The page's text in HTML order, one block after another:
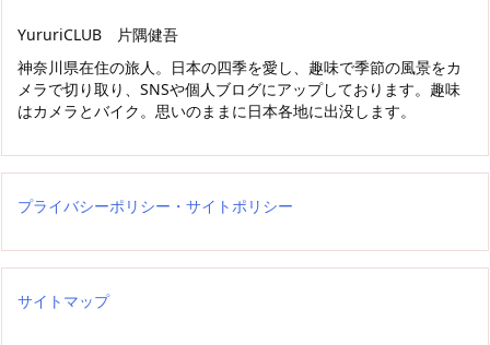
YururiCLUB 片隅健吾
神奈川県在住の旅人。日本の四季を愛し、趣味で季節の風景をカ
メラで切り取り、SNSや個人ブログにアップしております。趣味
はカメラとバイク。思いのままに日本各地に出没します。
プライバシーポリシー・サイトポリシー
サイトマップ